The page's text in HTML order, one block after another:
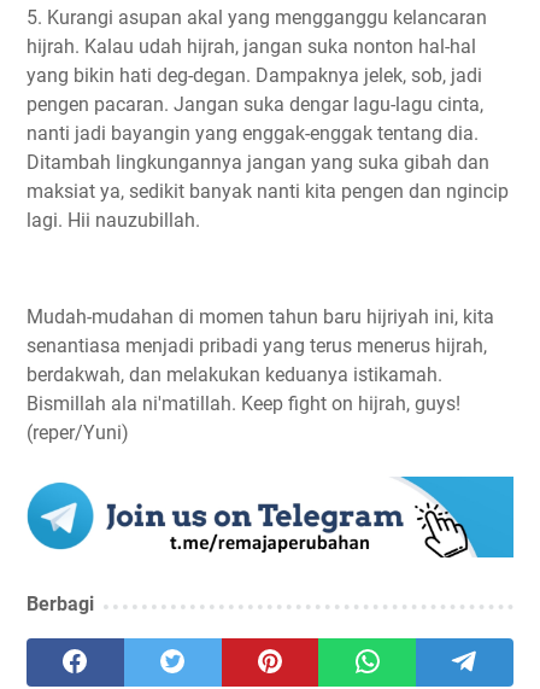
5. Kurangi asupan akal yang mengganggu kelancaran
hijrah. Kalau udah hijrah, jangan suka nonton hal-hal
yang bikin hati deg-degan. Dampaknya jelek, sob, jadi
pengen pacaran. Jangan suka dengar lagu-lagu cinta,
nanti jadi bayangin yang enggak-enggak tentang dia.
Ditambah lingkungannya jangan yang suka gibah dan
maksiat ya, sedikit banyak nanti kita pengen dan ngincip
lagi. Hii nauzubillah.
Mudah-mudahan di momen tahun baru hijriyah ini, kita
senantiasa menjadi pribadi yang terus menerus hijrah,
berdakwah, dan melakukan keduanya istikamah.
Bismillah ala ni'matillah. Keep fight on hijrah, guys!
(reper/Yuni)
Berbagi